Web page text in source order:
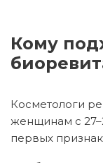
Кому подходит лазерная
Косметологи
женщинам с
первых